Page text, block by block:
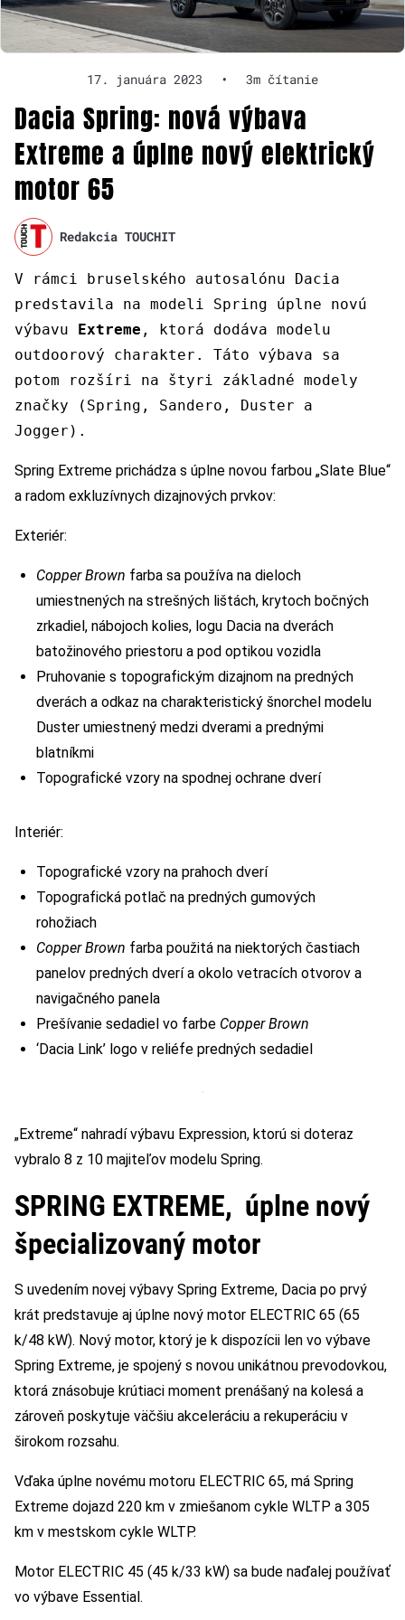
17. januára 2023 • 3m čítanie
Dacia Spring: nová výbava
Extreme a úplne nový elektrický
motor 65
Redakcia TOUCHIT
V rámci bruselského autosalónu Dacia
predstavila na modeli Spring úplne novú
výbavu Extreme , ktorá dodáva modelu
outdoorový charakter. Táto výbava sa
potom rozšíri na štyri základné modely
značky (Spring, Sandero, Duster a
Jogger).
Spring Extreme prichádza s úplne novou farbou „Slate Blue“
a radom exkluzívnych dizajnových prvkov:
Exteriér:
Copper Brown farba sa používa na dieloch
umiestnených na strešných lištách, krytoch bočných
zrkadiel, nábojoch kolies, logu Dacia na dverách
batožinového priestoru a pod optikou vozidla
Pruhovanie s topografickým dizajnom na predných
dverách a odkaz na charakteristický šnorchel modelu
Duster umiestnený medzi dverami a prednými
blatníkmi
Topografické vzory na spodnej ochrane dverí
Interiér:
Topografické vzory na prahoch dverí
Topografická potlač na predných gumových
rohožiach
Copper Brown farba použitá na niektorých častiach
panelov predných dverí a okolo vetracích otvorov a
navigačného panela
Prešívanie sedadiel vo farbe Copper Brown
‘Dacia Link’ logo v reliéfe predných sedadiel
„Extreme“ nahradí výbavu Expression, ktorú si doteraz
vybralo 8 z 10 majiteľov modelu Spring.
SPRING EXTREME, úplne nový
špecializovaný motor
S uvedením novej výbavy Spring Extreme, Dacia po prvý
krát predstavuje aj úplne nový motor ELECTRIC 65 (65
k/48 kW). Nový motor, ktorý je k dispozícii len vo výbave
Spring Extreme, je spojený s novou unikátnou prevodovkou,
ktorá znásobuje krútiaci moment prenášaný na kolesá a
zároveň poskytuje väčšiu akceleráciu a rekuperáciu v
širokom rozsahu.
Vďaka úplne novému motoru ELECTRIC 65, má Spring
Extreme dojazd 220 km v zmiešanom cykle WLTP a 305
km v mestskom cykle WLTP.
Motor ELECTRIC 45 (45 k/33 kW) sa bude naďalej používať
vo výbave Essential.